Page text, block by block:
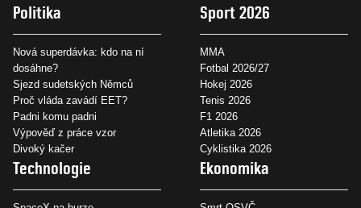
Politika
Nová superdávka: kdo na ní
dosáhne?
Sjezd sudetských Němců
Proč vláda zavádí EET?
Padni komu padni
Výpověď z práce vzor
Divoký kačer
Sport 2026
MMA
Fotbal 2026/27
Hokej 2026
Tenis 2026
F1 2026
Atletika 2026
Cyklistika 2026
Technologie Ekonomika